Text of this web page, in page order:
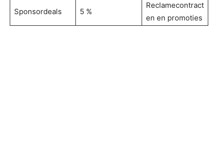
Sponsordeals 5 %
Reclamecontract
en en promoties